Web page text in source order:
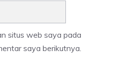
situs web saya pada
saya berikutnya.